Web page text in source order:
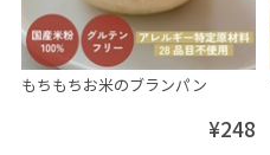
もちもちお米のブランパン
¥248